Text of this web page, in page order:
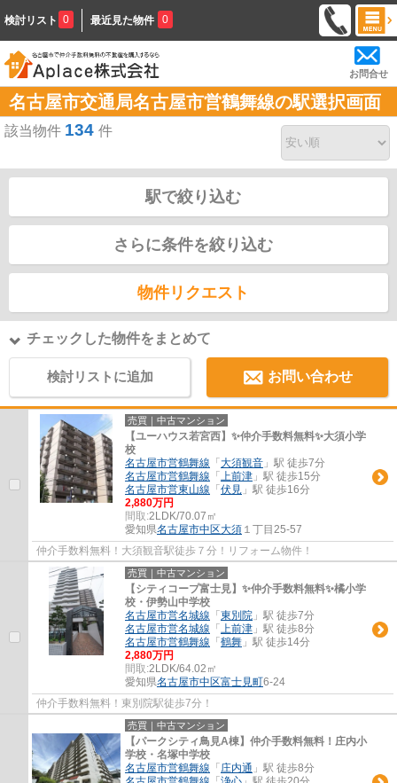
検討リスト 0 最近見た物件 0
お問合せ
名古屋市交通局名古屋市営鶴舞線の駅選択画面
該当物件 134 件
駅で絞り込む
さらに条件を絞り込む
物件リクエスト
チェックした物件をまとめて
検討リストに追加 お問い合わせ
売買｜中古マンション
【ユーハウス若宮西】✨️仲介手数料無料✨️大須小学
校
名古屋市営鶴舞線 「 大須観音 」駅 徒歩7分
名古屋市営鶴舞線 「 上前津 」駅 徒歩15分
名古屋市営東山線 「 伏見 」駅 徒歩16分
2,880万円
間取:2LDK/70.07㎡
愛知県名古屋市中区大須 １丁目25-57
仲介手数料無料！大須観音駅徒歩７分！リフォーム物件！
売買｜中古マンション
【シティコープ富士見】✨️仲介手数料無料✨️橘小学
校・伊勢山中学校
名古屋市営名城線 「 東別院 」駅 徒歩7分
名古屋市営名城線 「 上前津 」駅 徒歩8分
名古屋市営鶴舞線 「 鶴舞 」駅 徒歩14分
2,880万円
間取:2LDK/64.02㎡
愛知県名古屋市中区富士見町6-24
仲介手数料無料！東別院駅徒歩7分！
売買｜中古マンション
【パークシティ鳥見A棟】仲介手数料無料！庄内小
学校・名塚中学校
名古屋市営鶴舞線 「 庄内通 」駅 徒歩8分